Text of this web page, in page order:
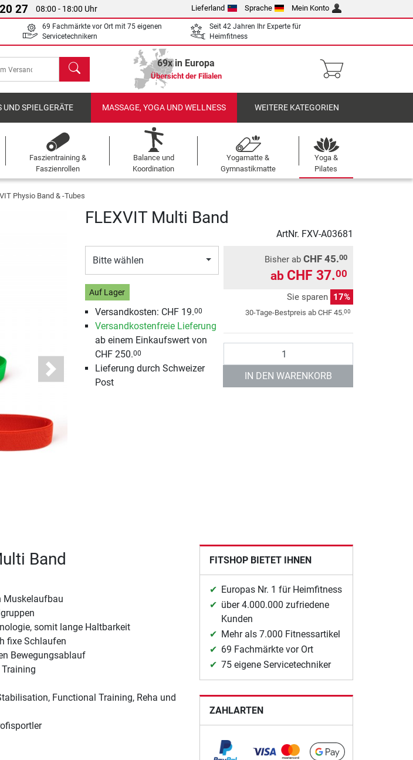
27 08:00 - 18:00 Uhr Lieferland Sprache Mein Konto
69 Fachmärkte vor Ort mit 75 eigenen
Servicetechnikern
Seit 42 Jahren Ihr Experte für
Heimfitness
Suchen 69x in Europa
Übersicht der Filialen
SPIELGERÄTE MASSAGE, YOGA UND WELLNESS WEITERE KATEGORIEN
Faszientraining &
Faszienrollen
Balance und
Koordination
Yogamatte &
Gymnastikmatte
Yoga &
Pilates
Physio Band & -Tubes
Next
FLEXVIT Multi Band
ArtNr. FXV-A03681
Bitte wählen
Auf Lager
Versandkosten: CHF 19.00
Versandkostenfreie Lieferung
ab einem Einkaufswert von
CHF 250.00
Lieferung durch Schweizer
Post
Bisher ab CHF 45.00
ab CHF 37.00
Sie sparen 17%
30-Tage-Bestpreis ab CHF 45.00
IN DEN WARENKORB
Band
Muskelaufbau
somit lange Haltbarkeit
fixe Schlaufen
Bewegungsablauf
Functional Training, Reha und
FITSHOP BIETET IHNEN
Europas Nr. 1 für Heimfitness
über 4.000.000 zufriedene
Kunden
Mehr als 7.000 Fitnessartikel
69 Fachmärkte vor Ort
75 eigene Servicetechniker
ZAHLARTEN